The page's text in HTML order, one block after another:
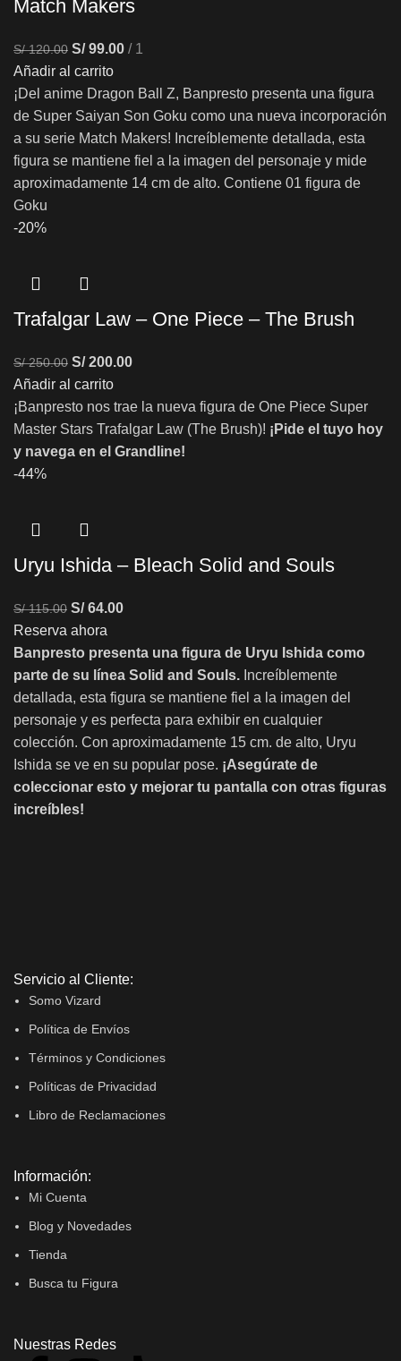
Match Makers
S/120.00 S/99.00
1
Añadir al carrito
¡Del anime Dragon Ball Z, Banpresto presenta una figura
de Super Saiyan Son Goku como una nueva incorporación
a su serie Match Makers! Increíblemente detallada, esta
figura se mantiene fiel a la imagen del personaje y mide
aproximadamente 14 cm de alto. Contiene 01 figura de
Goku
-20%
Trafalgar Law – One Piece – The Brush
S/250.00 S/200.00
Añadir al carrito
¡Banpresto nos trae la nueva figura de One Piece Super
Master Stars Trafalgar Law (The Brush)! ¡Pide el tuyo hoy
y navega en el Grandline!
-44%
Uryu Ishida – Bleach Solid and Souls
S/115.00 S/64.00
Reserva ahora
Banpresto presenta una figura de Uryu Ishida como
parte de su línea Solid and Souls. Increíblemente
detallada, esta figura se mantiene fiel a la imagen del
personaje y es perfecta para exhibir en cualquier
colección. Con aproximadamente 15 cm. de alto, Uryu
Ishida se ve en su popular pose. ¡Asegúrate de
coleccionar esto y mejorar tu pantalla con otras figuras
increíbles!
Servicio al Cliente:
Somo Vizard
Política de Envíos
Términos y Condiciones
Políticas de Privacidad
Libro de Reclamaciones
Información:
Mi Cuenta
Blog y Novedades
Tienda
Busca tu Figura
Nuestras Redes